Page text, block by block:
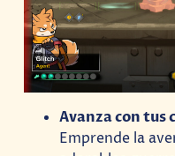
Avanza con tus
Emprende la